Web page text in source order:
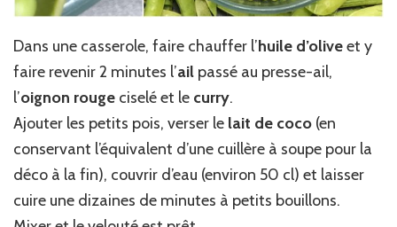
Dans une casserole, faire chauffer l’huile d’oliveet y
faire revenir 2 minutes l’ail passé au presse-ail,
l’oignon rouge ciselé et le curry.
Ajouter les petits pois, verser le lait de coco (en
conservant l’équivalent d’une cuillère à soupe pour la
déco à la fin), couvrir d’eau (environ 50 cl) et laisser
cuire une dizaines de minutes à petits bouillons.